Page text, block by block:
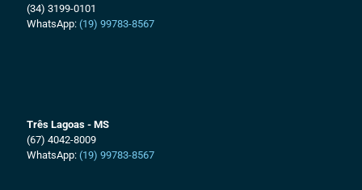
(34) 3199-0101
WhatsApp: (19) 99783-8567
Três Lagoas - MS
(67) 4042-8009
WhatsApp: (19) 99783-8567